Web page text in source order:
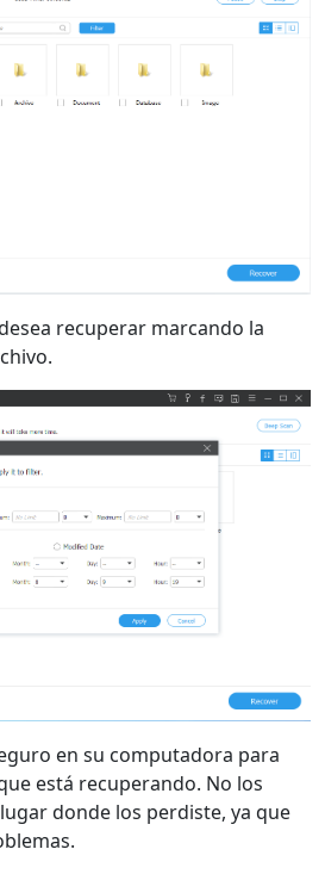
recuperar marcando la
en su computadora para
está recuperando. No los
donde los perdiste, ya que
de idioma
Nederlands
Tiếng Việt
Português